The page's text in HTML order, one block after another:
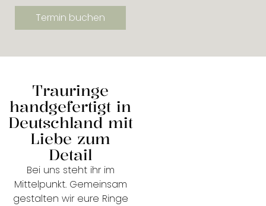
Termin buchen
Trauringe
handgefertigt in
Deutschland mit
Liebe zum
Detail
Bei uns steht ihr im
Mittelpunkt. Gemeinsam
gestalten wir eure Ringe